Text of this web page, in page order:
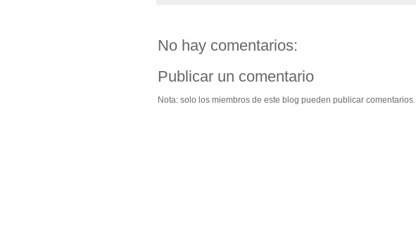
No hay comentarios:
Publicar un comentario
Nota: solo los miembros de este blog pueden publicar comentarios.